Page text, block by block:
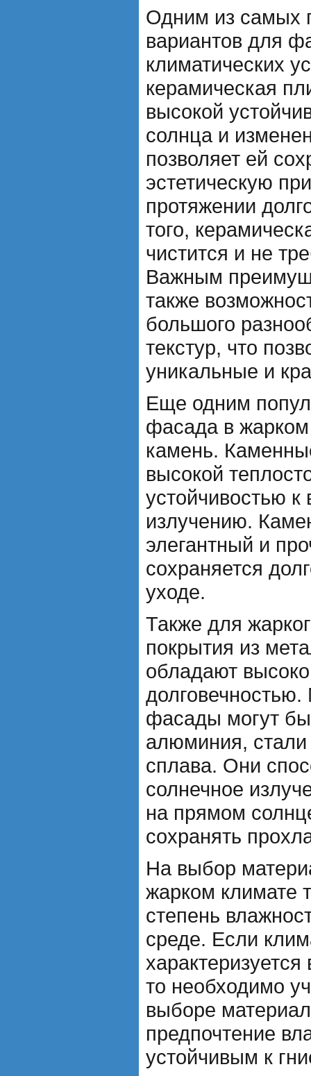
Одним из самых
вариантов для
климатических
керамическая
высокой
солнца и
позволяет ей
эстетическую
протяжении
того,
чистится и не
Важным
также
большого
текстур, что
уникальные и
Еще одним
фасада в жарком
камень.
высокой
устойчивостью к
излучению.
элегантный и
сохраняется
уходе.
Также для
покрытия из
обладают
фасады могут
алюминия, стали
сплава. Они
солнечное
на прямом
сохранять
На выбор
жарком климате
степень
среде. Если
то необходимо
выборе
предпочтение
устойчивым к